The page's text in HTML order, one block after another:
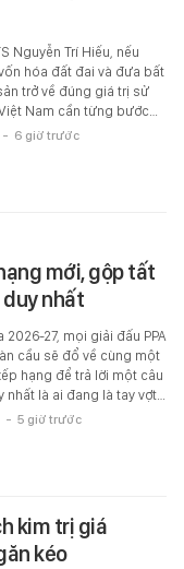
Nguyễn Trí Hiếu, nếu
hóa đất đai và đưa bất
trở về đúng giá trị sử
Nam cần từng bước…
- 6 giờ trước
mới, gộp tất
nhất
2026-27, mọi giải đấu PPA
cầu sẽ đổ về cùng một
hạng để trả lời một câu
nhất là ai đang là tay vợt…
- 5 giờ trước
kim trị giá
kéo